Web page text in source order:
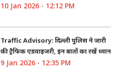
10 Jan 2026 - 12:12 PM
Traffic Advisory: दिल्ली पुलिस ने जारी
की ट्रैफिक एडवाइजरी, इन बातों का रखें ध्यान
9 Jan 2026 - 12:35 PM